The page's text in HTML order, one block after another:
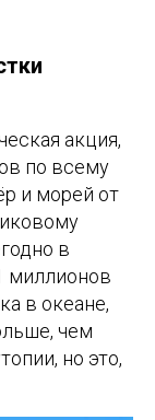
акция,
по всему
и морей от
в
миллионов
в океане,
чем
но это,